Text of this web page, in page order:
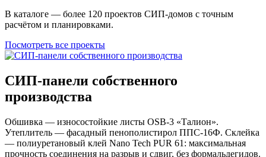
В каталоге — более 120 проектов СИП-домов с точным
расчётом и планировками.
Посмотреть все проекты
СИП-панели собственного
производства
Обшивка — износостойкие листы OSB-3 «Талион».
Утеплитель — фасадный пенополистирол ППС-16Ф. Склейка
— полиуретановый клей Nano Tech PUR 61: максимальная
прочность соединения на разрыв и сдвиг, без формальдегидов.